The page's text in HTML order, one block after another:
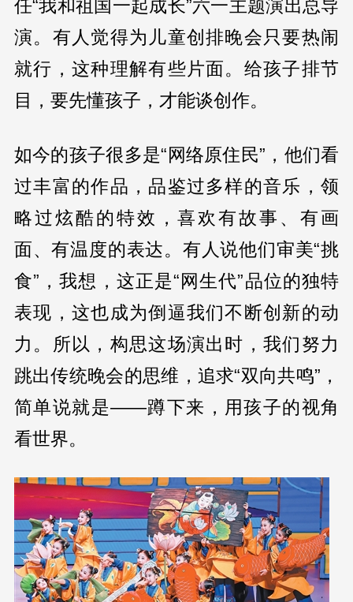
任“我和祖国一起成长”六一主题演出总导
演。有人觉得为儿童创排晚会只要热闹
就行，这种理解有些片面。给孩子排节
目，要先懂孩子，才能谈创作。
如今的孩子很多是“网络原住民”，他们看
过丰富的作品，品鉴过多样的音乐，领
略过炫酷的特效，喜欢有故事、有画
面、有温度的表达。有人说他们审美“挑
食”，我想，这正是“网生代”品位的独特
表现，这也成为倒逼我们不断创新的动
力。所以，构思这场演出时，我们努力
跳出传统晚会的思维，追求“双向共鸣”，
简单说就是——蹲下来，用孩子的视角
看世界。